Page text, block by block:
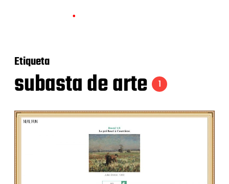
Etiqueta
subasta de arte 1